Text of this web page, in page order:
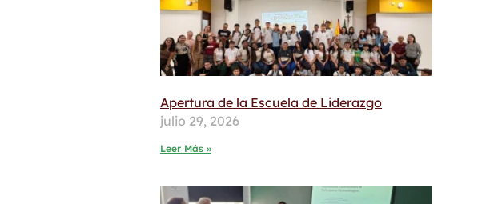
Apertura de la Escuela de Liderazgo
julio 29, 2026
Leer Más »